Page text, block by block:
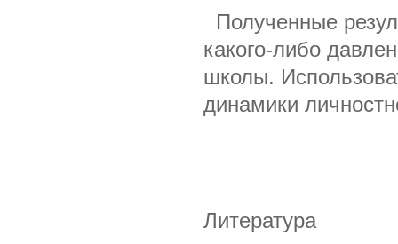
Полученные
какого-либо
школы.
динамики
Литература